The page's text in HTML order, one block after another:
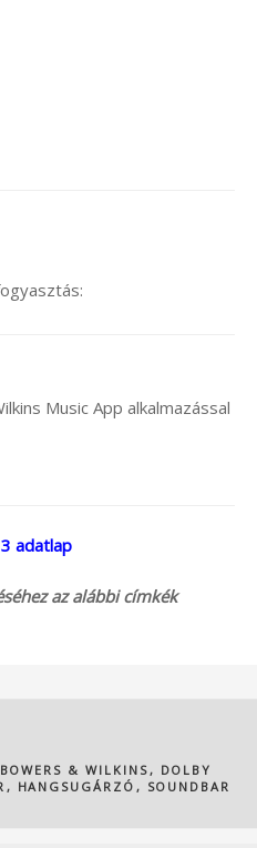
Music App alkalmazással
adatlap
az alábbi címkék
BOWERS & WILKINS , DOLBY
, HANGSUGÁRZÓ , SOUNDBAR